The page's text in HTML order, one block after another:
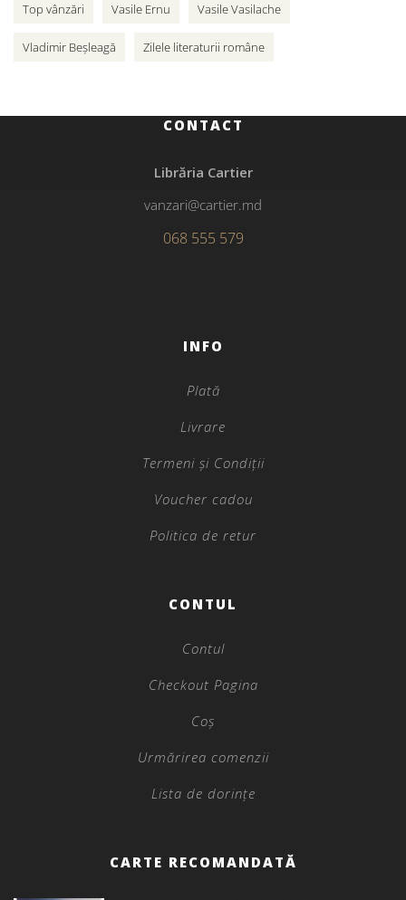
Top vânzări Vasile Ernu Vasile Vasilache
Vladimir Beșleagă Zilele literaturii române
CONTACT
Librăria Cartier
vanzari@cartier.md
068 555 579
INFO
Plată
Livrare
Termeni și Condiții
Voucher cadou
Politica de retur
CONTUL
Contul
Checkout Pagina
Coș
Urmărirea comenzii
Lista de dorințe
CARTE RECOMANDATĂ